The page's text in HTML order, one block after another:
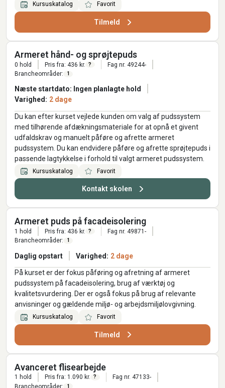
Kursuskatalog Favorit
Tilmeld
Armeret hånd- og sprøjtepuds
0 hold Pris fra: 436 kr. ?
Fag nr. 49244-
Brancheområder:
1
Næste startdato: Ingen planlagte hold
Varighed: 2 dage
Du kan efter kurset vejlede kunden om valg af pudssystem
med tilhørende afdækningsmateriale for at opnå et givent
udfaldskrav og manuelt påføre og afrette armeret
pudssystem. Du kan endvidere påføre og afrette sprøjtepuds i
passende lagtykkelse i forhold til valgt armeret pudssystem.
Kursuskatalog Favorit
Kontakt skolen
Armeret puds på facadeisolering
1 hold Pris fra: 436 kr. ?
Fag nr. 49871-
Brancheområder:
1
Daglig opstart Varighed: 2 dage
På kurset er der fokus påføring og afretning af armeret
pudssystem på facadeisolering, brug af værktøj og
kvalitetsvurdering. Der er også fokus på brug af relevante
anvisninger og gældende miljø- og arbejdsmiljølovgivning.
Kursuskatalog Favorit
Tilmeld
Avanceret flisearbejde
1 hold Pris fra: 1.090 kr. ?
Fag nr. 47133-
Brancheområder:
1